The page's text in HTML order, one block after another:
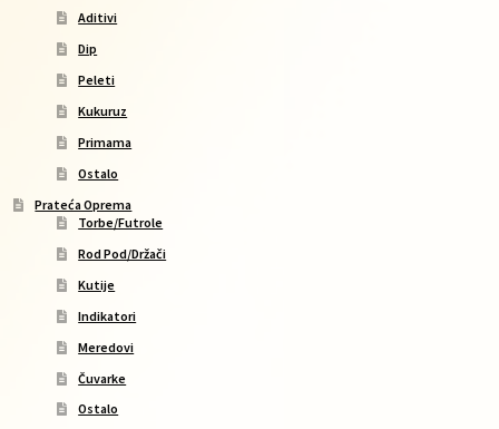
Aditivi
Dip
Peleti
Kukuruz
Primama
Ostalo
Prateća Oprema
Torbe/Futrole
Rod Pod/Držači
Kutije
Indikatori
Meredovi
Čuvarke
Ostalo